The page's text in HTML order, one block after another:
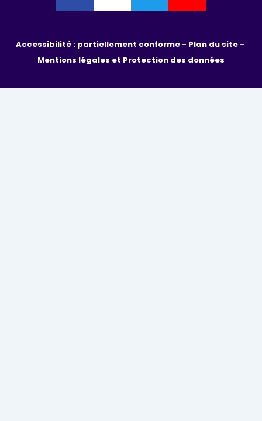
Accessibilité : partiellement conforme -
Mentions légales et Protection des données